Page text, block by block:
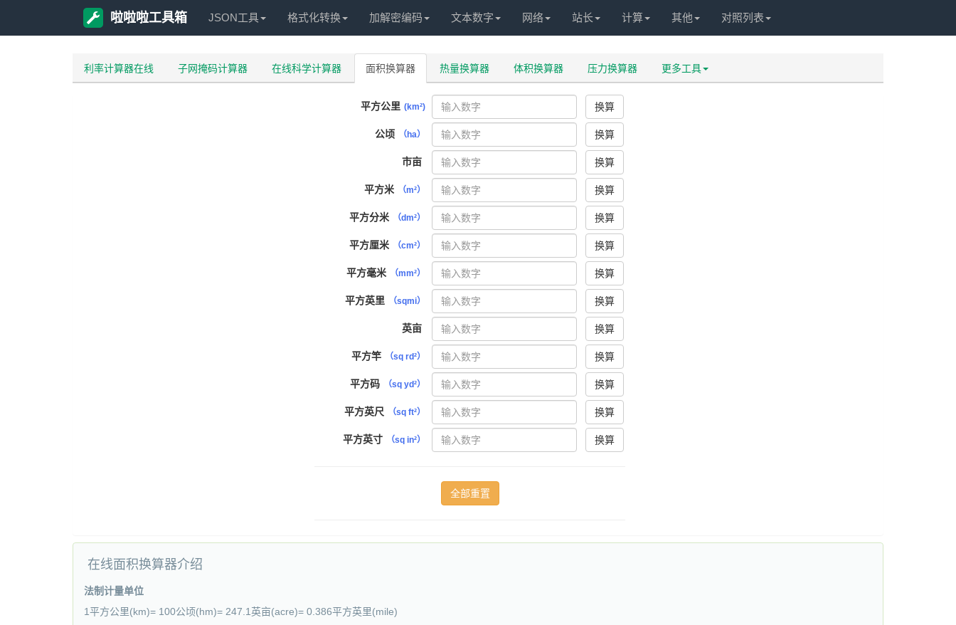
啦啦啦工具箱 JSON工具 格式化转换 加解密编码 文本数字 网络 站长 计算 其他 对照列表
利率计算器在线 子网掩码计算器 在线科学计算器 面积换算器 热量换算器 体积换算器 压力换算器 更多工具
平方公里 (km²) 换算
公顷 （ha） 换算
市亩 换算
平方米 （m²） 换算
平方分米 （dm²） 换算
平方厘米 （cm²） 换算
平方毫米 （mm²） 换算
平方英里 （sqmi） 换算
英亩 换算
平方竿 （sq rd²） 换算
平方码 （sq yd²） 换算
平方英尺 （sq ft²） 换算
平方英寸 （sq in²） 换算
在线面积换算器介绍
法制计量单位
1平方公里(km)= 100公顷(hm)= 247.1英亩(acre)= 0.386平方英里(mile)